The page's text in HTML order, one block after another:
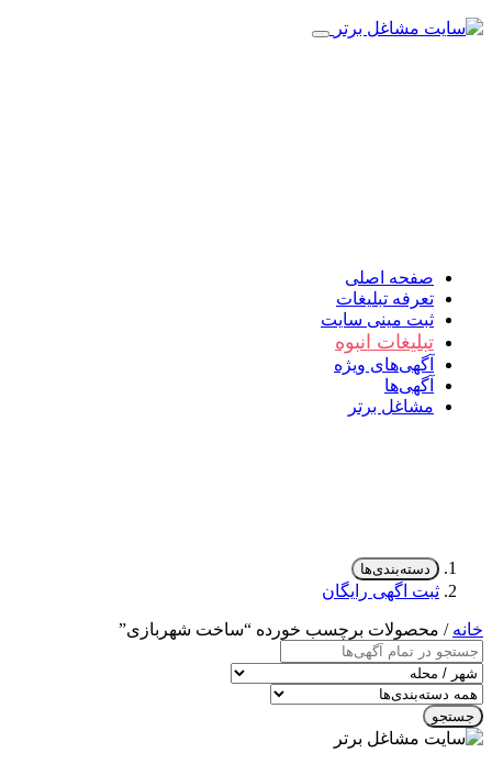
صفحه اصلی
تعرفه تبلیغات
ثبت مینی سایت
تبلیغات انبوه
آگهی‌های ویژه
آگهی‌ها
مشاغل برتر
دسته‌بندی‌ها
ثبت اگهی رایگان
خانه / محصولات برچسب خورده “ساخت شهربازی”
جستجو